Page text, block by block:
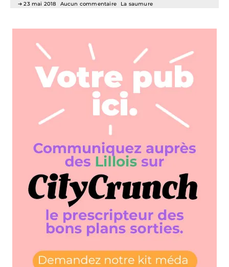
23 mai 2018 Aucun commentaire La saumure